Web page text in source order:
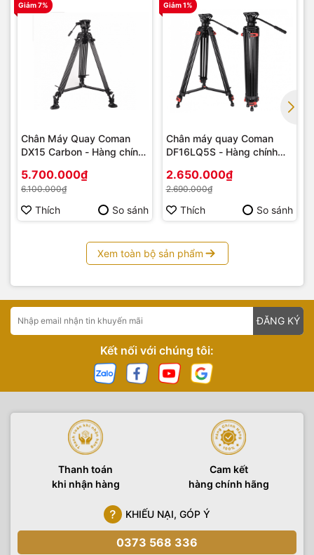
Giảm 7%
Chân Máy Quay Coman
DX15 Carbon - Hàng chính
5.700.000₫
6.100.000₫
Thích So sánh
Giảm 1%
Chân máy quay Coman
DF16LQ5S - Hàng chính
2.650.000₫
2.690.000₫
Thích So sánh
Xem toàn bộ sản phẩm
ĐĂNG KÝ
Kết nối với chúng tôi:
Thanh toán
khi nhận hàng
Cam kết
hàng chính hãng
KHIẾU NẠI, GÓP Ý
0373 568 336